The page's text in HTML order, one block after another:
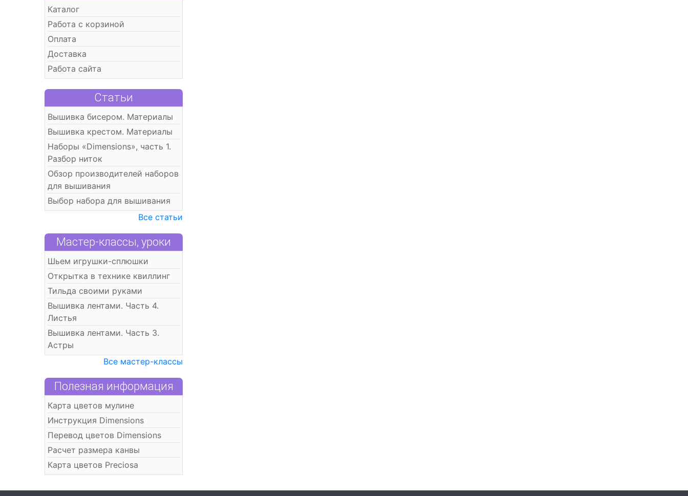
Каталог
Работа с корзиной
Оплата
Доставка
Работа сайта
Статьи
Вышивка бисером. Материалы
Вышивка крестом. Материалы
Наборы «Dimensions», часть 1.
Разбор ниток
Обзор производителей наборов
для вышивания
Выбор набора для вышивания
Все статьи
Мастер-классы, уроки
Шьем игрушки-сплюшки
Открытка в технике квиллинг
Тильда своими руками
Вышивка лентами. Часть 4.
Листья
Вышивка лентами. Часть 3.
Астры
Все мастер-классы
Полезная информация
Карта цветов мулине
Инструкция Dimensions
Перевод цветов Dimensions
Расчет размера канвы
Карта цветов Preciosa